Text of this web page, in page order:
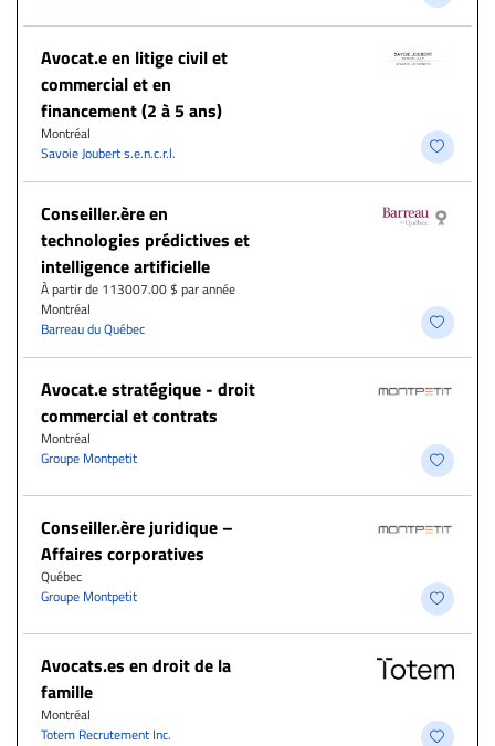
Avocat.e en litige civil et
commercial et en
financement (2 à 5 ans)
Montréal
Savoie Joubert s.e.n.c.r.l.
Conseiller.ère en
technologies prédictives et
intelligence artificielle
À partir de 113007.00 $ par année
Montréal
Barreau du Québec
Avocat.e stratégique - droit
commercial et contrats
Montréal
Groupe Montpetit
Conseiller.ère juridique –
Affaires corporatives
Québec
Groupe Montpetit
Avocats.es en droit de la
famille
Montréal
Totem Recrutement Inc.